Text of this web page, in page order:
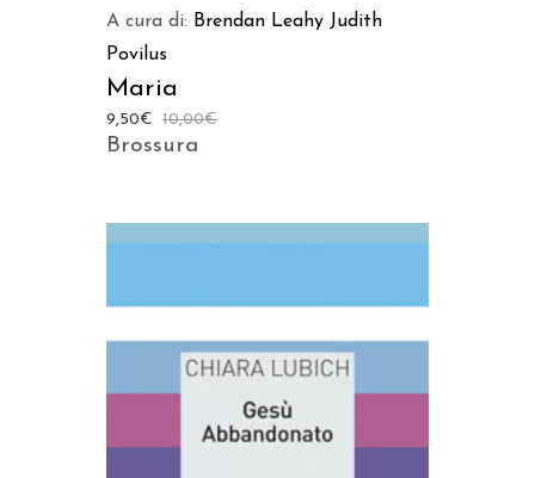
A cura di: Brendan Leahy Judith
Povilus
Maria
10,00€
9,50€
Brossura